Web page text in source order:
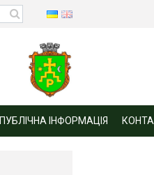
ПУБЛІЧНА ІНФОРМАЦІЯ